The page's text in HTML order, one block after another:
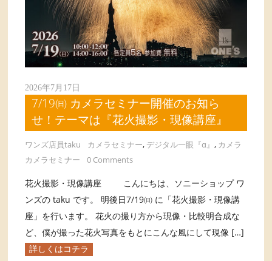
2026年7月17日
7/19㈰ カメラセミナー開催のお知ら
せ！テーマは『花火撮影・現像講座』
ワンズ店員taku カメラセミナー, デジタル一眼『α』, カメラ
カメラセミナー
0 Comments
花火撮影・現像講座 こんにちは、ソニーショップ ワ
ンズの taku です。 明後日7/19㈰ に「花火撮影・現像講
座」を行います。 花火の撮り方から現像・比較明合成な
ど、僕が撮った花火写真をもとにこんな風にして現像 […]
詳しくはコチラ